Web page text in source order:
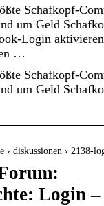
Schafkopf-
um Geld
Login
…
Schafkopf-
um Geld
› diskussionen › 2138-
Login –